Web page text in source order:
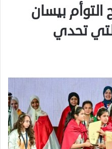
بيسان
تحدي